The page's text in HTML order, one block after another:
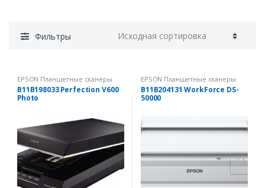
Фильтры
EPSON Планшетные сканеры
для дома
B11B198033 Perfection V600
Photo
EPSON Планшетные сканеры
для бизнеса
B11B204131 WorkForce DS-
50000